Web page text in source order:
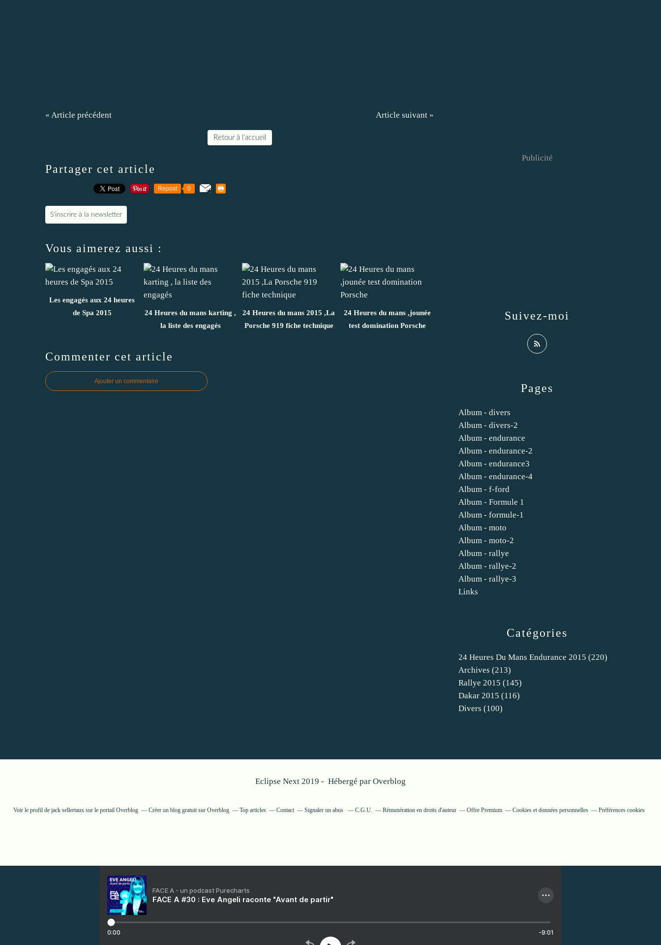
« Article précédent Article suivant »
Retour à l'accueil
Partager cet article
Repost 0
S'inscrire à la newsletter
Vous aimerez aussi :
Les engagés aux 24 heures
de Spa 2015
24 Heures du mans karting ,
la liste des engagés
24 Heures du mans 2015 ,La
Porsche 919 fiche technique
24 Heures du mans ,jounée
test domination Porsche
Commenter cet article
Ajouter un commentaire
Catégories
24 Heures Du Mans Endurance 2015 (220)
Archives (213)
Rallye 2015 (145)
Dakar 2015 (116)
Divers (100)
Pages
Album - divers
Album - divers-2
Album - endurance
Album - endurance-2
Album - endurance3
Album - endurance-4
Album - f-ford
Album - Formule 1
Album - formule-1
Album - moto
Album - moto-2
Album - rallye
Album - rallye-2
Album - rallye-3
Links
Suivez-moi
Publicité
Eclipse Next 2019 - Hébergé par Overblog
Voir le profil de jack sellertaux sur le portail Overblog Créer un blog gratuit sur Overblog Top articles Contact Signaler un abus C.G.U. Rémunération en droits d'auteur Offre Premium Cookies et données personnelles Préférences cookies
FACE A - un podcast Purecharts
FACE A #30 : Eve Angeli raconte "Avant de partir"
0:00 -9:01